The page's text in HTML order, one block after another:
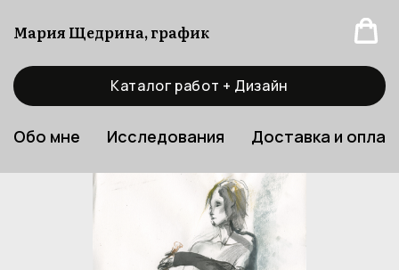
Мария Щедрина, график
Каталог работ + Дизайн
Обо мне Исследования Доставка и